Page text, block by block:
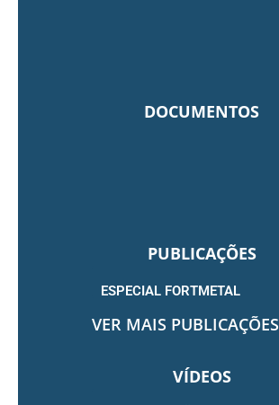
DOCUMENTOS
PUBLICAÇÕES
ESPECIAL FORTMETAL
VER MAIS PUBLICAÇÕES
VÍDEOS